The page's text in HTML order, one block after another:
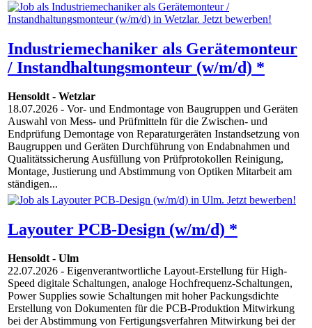
Industriemechaniker als Gerätemonteur
/ Instandhaltungsmonteur (w/m/d) *
Hensoldt- Wetzlar
18.07.2026 - Vor- und Endmontage von Baugruppen und Geräten
Auswahl von Mess- und Prüfmitteln für die Zwischen- und
Endprüfung Demontage von Reparaturgeräten Instandsetzung von
Baugruppen und Geräten Durchführung von Endabnahmen und
Qualitätssicherung Ausfüllung von Prüfprotokollen Reinigung,
Montage, Justierung und Abstimmung von Optiken Mitarbeit am
ständigen...
Layouter PCB-Design (w/m/d) *
Hensoldt- Ulm
22.07.2026 - Eigenverantwortliche Layout-Erstellung für High-
Speed digitale Schaltungen, analoge Hochfrequenz-Schaltungen,
Power Supplies sowie Schaltungen mit hoher Packungsdichte
Erstellung von Dokumenten für die PCB-Produktion Mitwirkung
bei der Abstimmung von Fertigungsverfahren Mitwirkung bei der